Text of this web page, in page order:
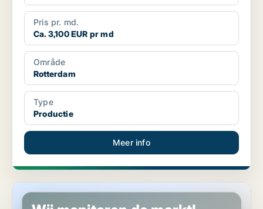
Pris pr. md.
Ca. 3,100 EUR pr md
Område
Rotterdam
Type
Productie
Meer info
Productie in Rotterdam